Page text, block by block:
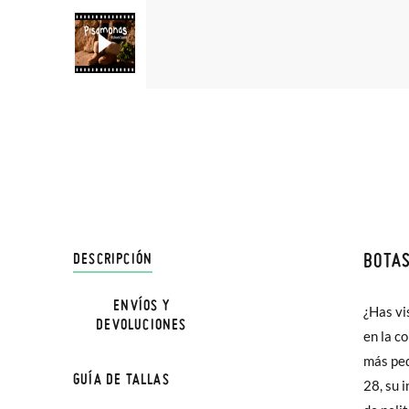
DESCRIPCIÓN
¿Has
en la
más
28, su
bota,
quitar
ENVÍOS Y
DEVOLUCIONES
En
poco
En
GUÍA DE TALLAS